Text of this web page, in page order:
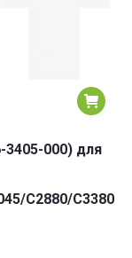
3405-000) для
C2880/C3380